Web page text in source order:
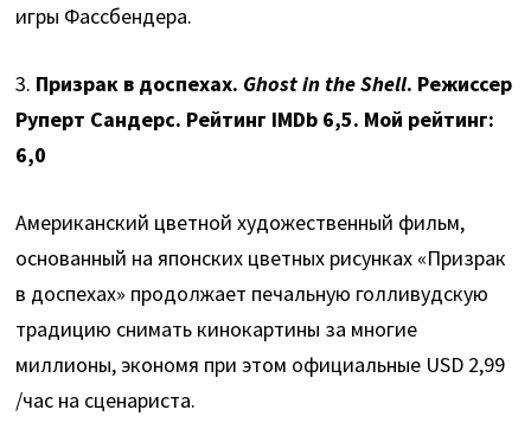
игры Фассбендера.
3. Призрак в доспехах. Ghost in the Shell. Режиссер
Руперт Сандерс. Рейтинг IMDb 6,5. Мой рейтинг:
6,0
Американский цветной художественный фильм,
основанный на японских цветных рисунках «Призрак
в доспехах» продолжает печальную голливудскую
традицию снимать кинокартины за многие
миллионы, экономя при этом официальные USD 2,99
/час на сценариста.